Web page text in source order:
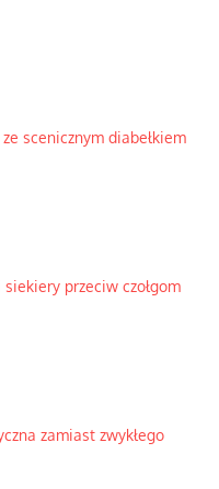
scenicznym diabełkiem
przeciw czołgom
zamiast zwykłego